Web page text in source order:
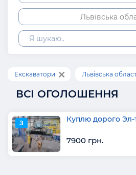
Львівська
Екскаватори Львівська
ВСІ ОГОЛОШЕННЯ
З Куплю дорого
7900 грн.